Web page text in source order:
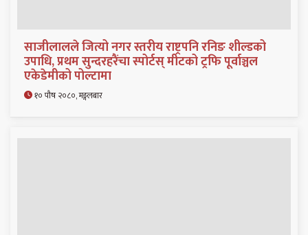
साजीलालले जित्यो नगर स्तरीय राष्ट्रपनि रनिङ शील्डको
उपाधि, प्रथम सुन्दरहरैंचा स्पोर्टस् मीटको ट्रफि पूर्वाञ्चल
एकेडेमीको पोल्टामा
१० पौष २०८०, मङ्गलबार